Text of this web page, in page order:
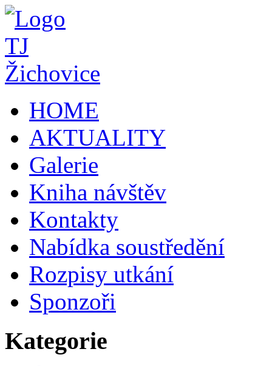
HOME
AKTUALITY
Galerie
Kniha návštěv
Kontakty
Nabídka soustředění
Rozpisy utkání
Sponzoři
Kategorie